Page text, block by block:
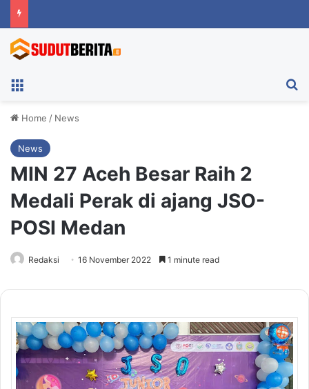
Home / News
News
MIN 27 Aceh Besar Raih 2
Medali Perak di ajang JSO-
POSI Medan
Redaksi 16 November 2022 1 minute read